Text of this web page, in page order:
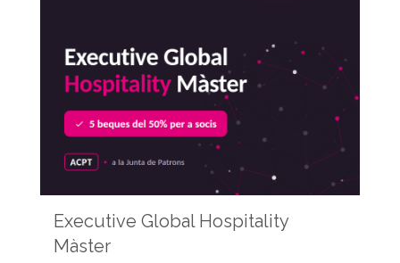
Executive Global Hospitality
Màster